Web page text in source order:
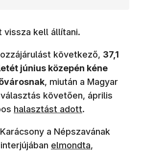
vissza kell állítani.
következő, 37,1
június közepén kéne
, miután a Magyar
követően, április
halasztást adott.
a Népszavának
elmondta,